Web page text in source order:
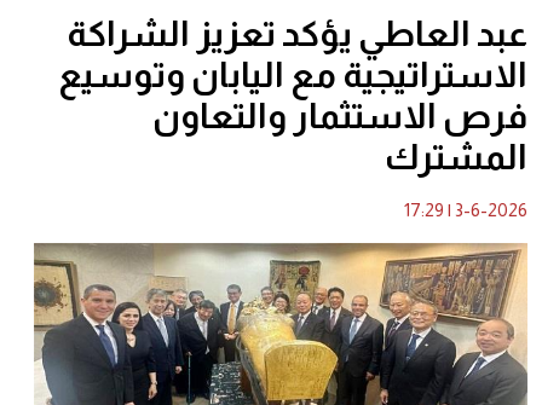
عبد العاطي يؤكد تعزيز الشراكة
الاستراتيجية مع اليابان وتوسيع
فرص الاستثمار والتعاون
المشترك
3-6-2026
|
17:29